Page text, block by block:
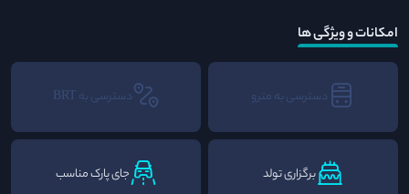
امکانات و ویژگی ها
دسترسی به مترو دسترسی به BRT
برگزاری تولد جای پارک مناسب